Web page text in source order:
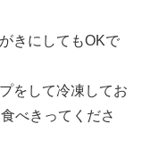
きにしてもOKで
をして冷凍してお
べきってくださ